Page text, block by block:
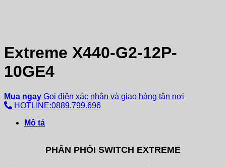
Extreme X440-G2-12P-
10GE4
Mua ngay Gọi điện xác nhận và giao hàng tận nơi
HOTLINE:0889.799.696
Mô tả
PHÂN PHỐI SWITCH EXTREME